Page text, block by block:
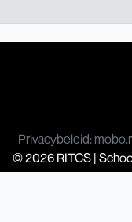
Privacybeleid:
© 2026 RITCS |